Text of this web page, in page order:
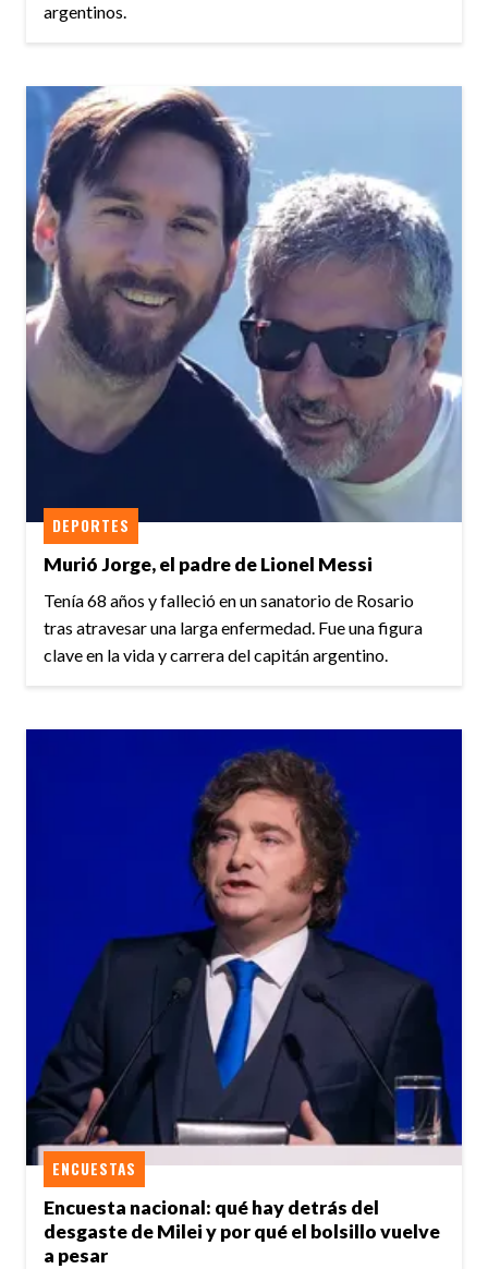
argentinos.
Murió Jorge, el padre de Lionel Messi
DEPORTES
Tenía 68 años y falleció en un sanatorio de Rosario
tras atravesar una larga enfermedad. Fue una figura
clave en la vida y carrera del capitán argentino.
Encuesta nacional: qué hay detrás del
desgaste de Milei y por qué el bolsillo vuelve
a pesar
ENCUESTAS